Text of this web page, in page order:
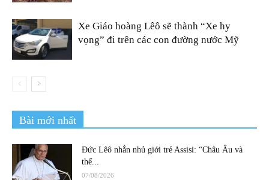
Xe Giáo hoàng Lêô sẽ thành “Xe hy
vọng” đi trên các con đường nước Mỹ
Bài mới nhất
Đức Lêô nhắn nhủ giới trẻ Assisi: “Châu Âu và
thế...
07/08/2026